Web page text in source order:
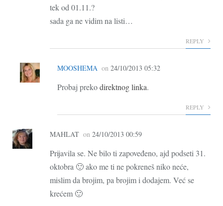
tek od 01.11.?
sada ga ne vidim na listi…
REPLY
MOOSHEMA on 24/10/2013 05:32
Probaj prekodirektnog linka.
REPLY
MAHLAT on 24/10/2013 00:59
Prijavila se. Ne bilo ti zapoveđeno, ajd podseti 31.
oktobra 🙂 ako me ti ne pokreneš niko neće,
mislim da brojim, pa brojim i dodajem. Već se
krećem 🙂